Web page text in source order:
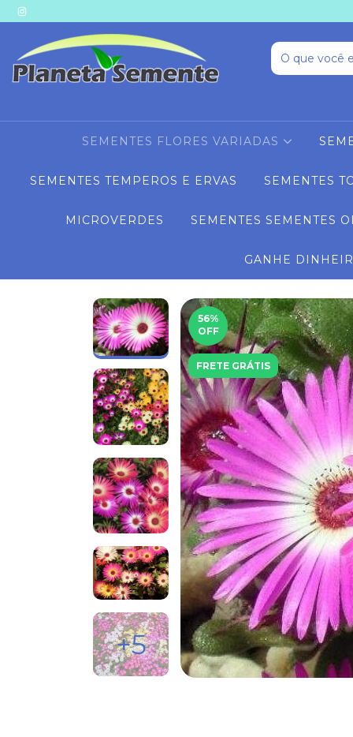
SEMENTES FLORES VARIADAS
SEMENTES TEMPEROS E ERVAS SEMENTES
MICROVERDES SEMENTES SEMENTES
GANHE
+5
56%
OFF
FRETE GRÁTIS